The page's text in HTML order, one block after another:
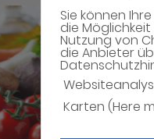
Sie können
die
Nutzung von
die Anbieter
Karten (Here